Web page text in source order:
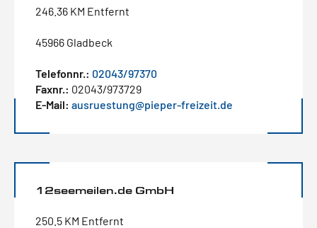
246.36 KM Entfernt
45966 Gladbeck
Telefonnr.: 02043/97370
Faxnr.: 02043/973729
E-Mail: ausruestung@pieper-freizeit.de
12seemeilen.de GmbH
250.5 KM Entfernt